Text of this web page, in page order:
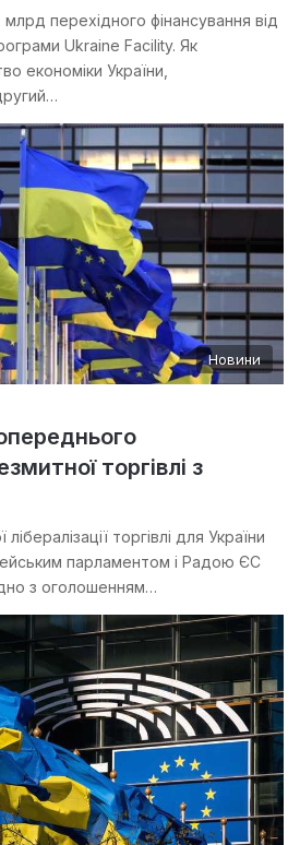
перехідного фінансування від
Ukraine Facility. Як
економіки України,
Новини
торгівлі з
торгівлі для України
парламентом і Радою ЄС
з оголошенням…